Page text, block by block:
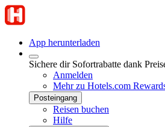
App herunterladen
Sichere dir Sofortrabatte dank
Anmelden
Mehr zu Hotels.com
Posteingang
Reisen buchen
Hilfe